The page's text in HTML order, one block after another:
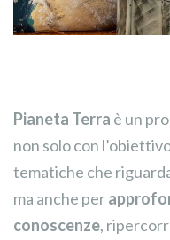
Pianeta Terra è un
non solo con
tematiche che
ma anche per
conoscenze,